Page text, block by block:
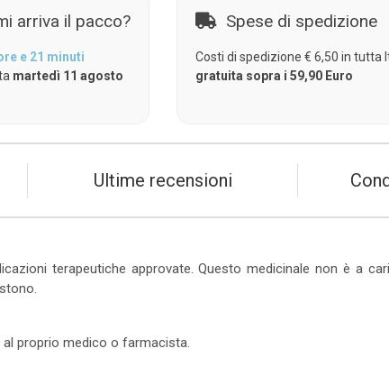
arriva il pacco?
e 21 minuti
martedì 11 agosto
Spese di spedizione
Costi di spedizione € 6,50 in tutta
gratuita sopra i 59,90 Euro
Ultime recensioni
terapeutiche approvate. Questo medicinale non è a
proprio medico o farmacista.